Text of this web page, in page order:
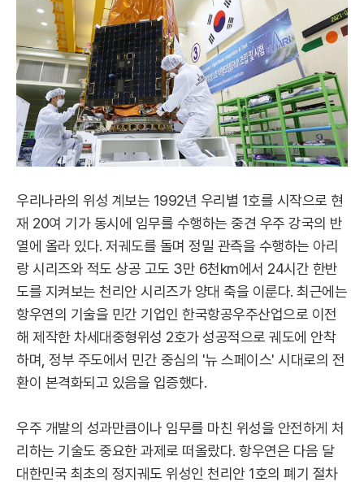
우리나라의 위성 계보는 1992년 우리별 1호를 시작으로 현
재 20여 기가 동시에 임무를 수행하는 중견 우주 강국의 반
열에 올라 있다. 저궤도를 돌며 정밀 관측을 수행하는 아리
랑 시리즈와 적도 상공 고도 3만 6천km에서 24시간 한반
도를 지켜보는 천리안 시리즈가 양대 축을 이룬다. 최근에는
항우연의 기술을 민간 기업인 한국항공우주산업으로 이전
해 제작한 차세대중형위성 2호가 성공적으로 궤도에 안착
하며, 정부 주도에서 민간 중심의 '뉴 스페이스' 시대로의 전
환이 본격화되고 있음을 입증했다.
우주 개발의 성과만큼이나 임무를 마친 위성을 안전하게 처
리하는 기술도 중요한 과제로 떠올랐다. 항우연은 다음 달
대한민국 최초의 정지궤도 위성인 천리안 1호의 폐기 절차